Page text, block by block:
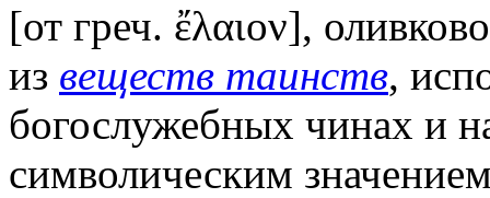
[от греч. ἔλαιον],
из веществ таинств,
богослужебных чинах и
символическим